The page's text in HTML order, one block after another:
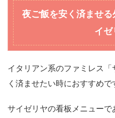
夜ご飯を安く済ませ
イゼ
イタリアン系のファミレス
く済ませたい時におすすめで
サイゼリヤの看板メニューで